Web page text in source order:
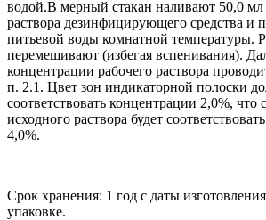
водой.В мерный стакан наливают 50,0 мл
раствора дезинфицирующего средства и
питьевой воды комнатной температуры.
перемешивают (избегая вспенивания).
концентрации рабочего раствора
п. 2.1. Цвет зон индикаторной полоски
соответствовать концентрации 2,0%, что
исходного раствора будет
4,0%.
Срок хранения: 1 год с даты
упаковке.